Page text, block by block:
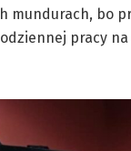
mundurach, bo
pracy